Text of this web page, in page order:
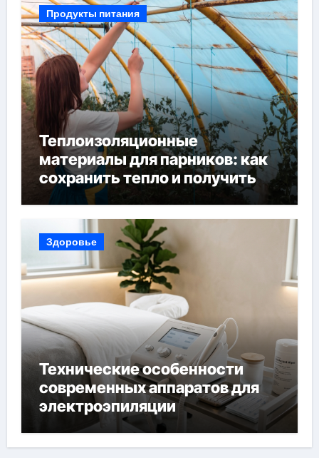
Продукты питания
Теплоизоляционные
материалы для парников: как
сохранить тепло и получить
богатый урожай
Здоровье
Технические особенности
современных аппаратов для
электроэпиляции